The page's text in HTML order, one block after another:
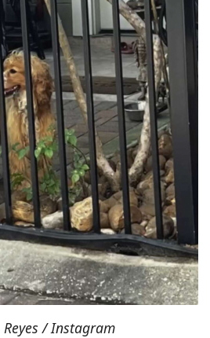
Reyes / Instagram